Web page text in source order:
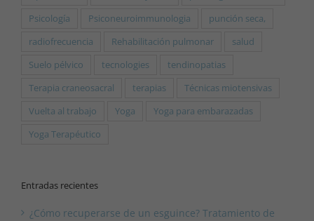
Psicología
Psiconeuroimmunologia
punción seca,
radiofrecuencia
Rehabilitación pulmonar
salud
Suelo pélvico
tecnologies
tendinopatias
Terapia craneosacral
terapias
Técnicas miotensivas
Vuelta al trabajo
Yoga
Yoga para embarazadas
Yoga Terapéutico
Entradas recientes
¿Cómo recuperarse de un esguince? Tratamiento de